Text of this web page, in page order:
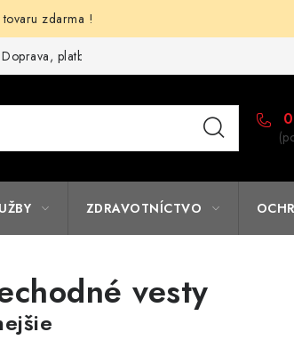
zdarma !
Doprava, platba a zľavy
ZDRAVOTNÍCTVO
vesty